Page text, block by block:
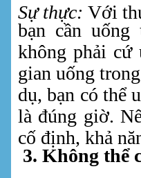
Sự thực: Với
bạn cần
không phải cứ
gian uống
dụ, bạn có thể
là đúng giờ.
cố định, khả
3. Không thể